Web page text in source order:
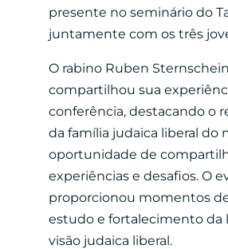
presente no seminário do
juntamente com os três
O rabino Ruben Sternschein
compartilhou sua
conferência, destacando o
da família judaica liberal do
oportunidade de
experiências e desafios. O
proporcionou momentos
estudo e fortalecimento da
visão judaica liberal.